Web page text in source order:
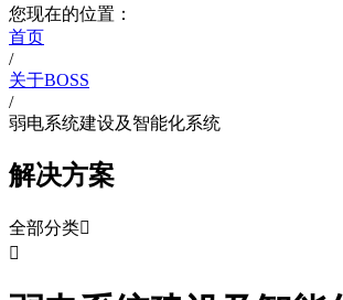
您现在的位置：
首页
/
关于BOSS
/
弱电系统建设及智能化系统
解决方案
全部分类
